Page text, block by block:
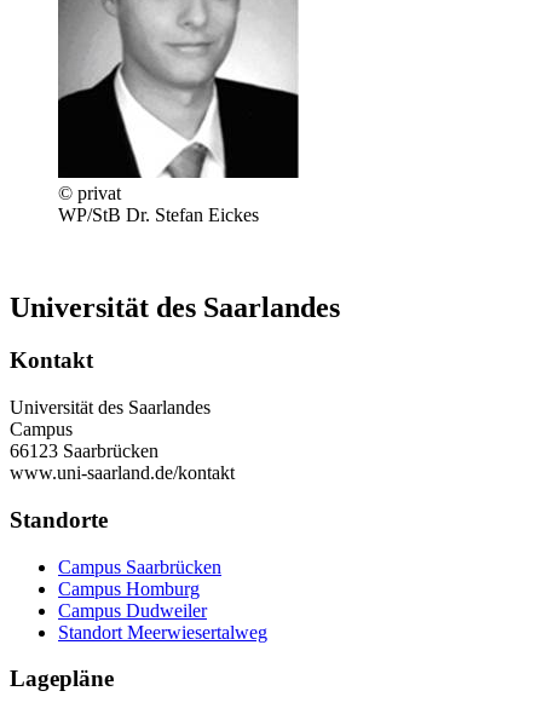
© privat
WP/StB Dr. Stefan Eickes
Universität des Saarlandes
Kontakt
Universität des Saarlandes
Campus
66123 Saarbrücken
www.uni-saarland.de/kontakt
Standorte
Campus Saarbrücken
Campus Homburg
Campus Dudweiler
Standort Meerwiesertalweg
Lagepläne